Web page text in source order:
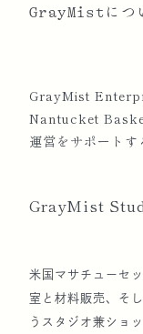
を提供
2008
集英
ト』
開催
GrayMistにつ
GrayMist
Nantucket
運営をサポートす
GrayMist
米国マサチューセ
室と材料販売、そ
うスタジオ兼ショ